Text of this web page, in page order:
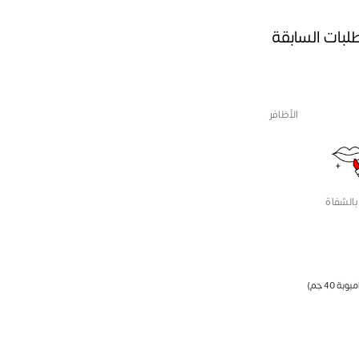
السابقة
الأظافر
40 جم)